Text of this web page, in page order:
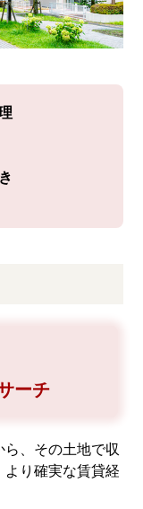
ーチ
、その土地で収
り確実な賃貸経